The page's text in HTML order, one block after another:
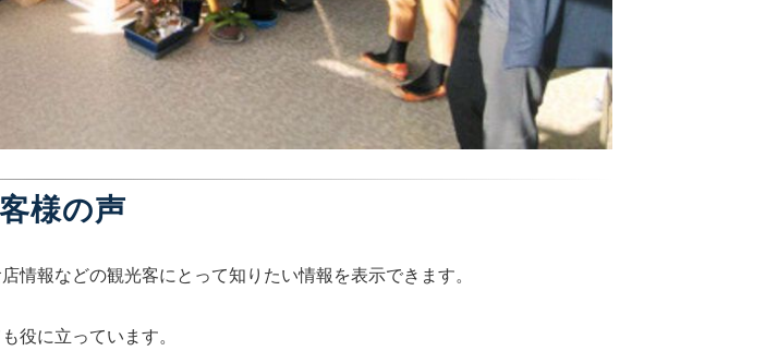
様の声
情報などの観光客にとって知りたい情報を表示できます。
役に立っています。